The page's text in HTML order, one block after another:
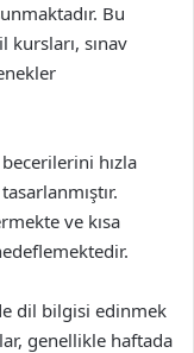
Bu
kursları, sınav
hızla
ve kısa
dil bilgisi edinmek
genellikle haftada